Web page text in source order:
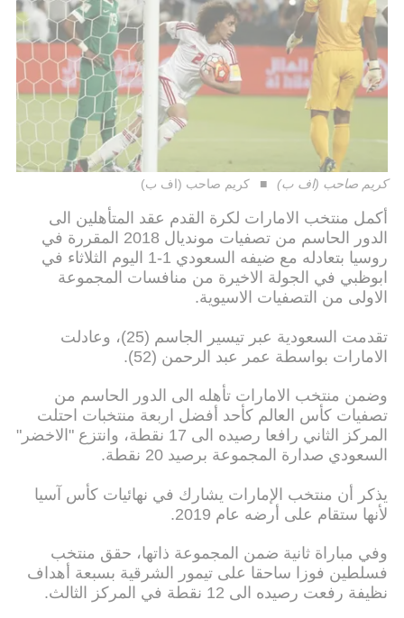
كريم صاحب (اف ب) كريم صاحب (اف ب)
أكمل منتخب الامارات لكرة القدم عقد المتأهلين الى
الدور الحاسم من تصفيات مونديال 2018 المقررة في
روسيا بتعادله مع ضيفه السعودي 1-1 اليوم الثلاثاء في
ابوظبي في الجولة الاخيرة من منافسات المجموعة
الاولى من التصفيات الاسيوية.
تقدمت السعودية عبر تيسير الجاسم (25)، وعادلت
الامارات بواسطة عمر عبد الرحمن (52).
وضمن منتخب الامارات تأهله الى الدور الحاسم من
تصفيات كأس العالم كأحد أفضل اربعة منتخبات احتلت
المركز الثاني رافعا رصيده الى 17 نقطة، وانتزع "الاخضر"
السعودي صدارة المجموعة برصيد 20 نقطة.
يذكر أن منتخب الإمارات يشارك في نهائيات كأس آسيا
لأنها ستقام على أرضه عام 2019.
وفي مباراة ثانية ضمن المجموعة ذاتها، حقق منتخب
فسلطين فوزا ساحقا على تيمور الشرقية بسبعة أهداف
نظيفة رفعت رصيده الى 12 نقطة في المركز الثالث.